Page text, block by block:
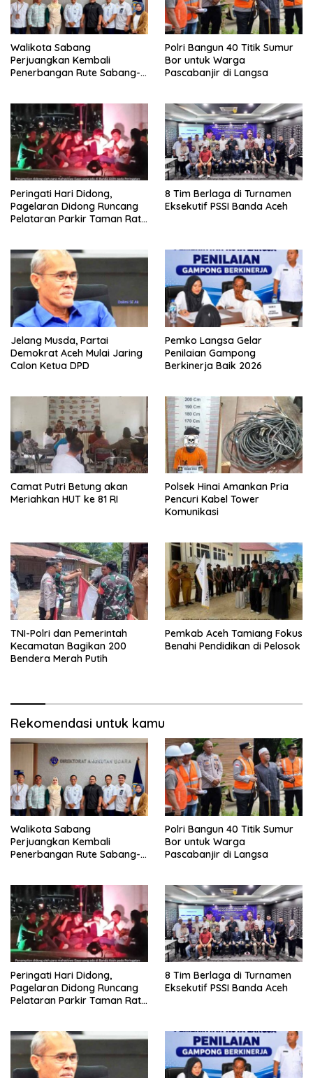
Walikota Sabang
Perjuangkan Kembali
Penerbangan Rute Sabang-
Polri Bangun 40 Titik Sumur
Bor untuk Warga
Pascabanjir di Langsa
Peringati Hari Didong,
Pagelaran Didong Runcang
Pelataran Parkir Taman Ratu
8 Tim Berlaga di Turnamen
Eksekutif PSSI Banda Aceh
Jelang Musda, Partai
Demokrat Aceh Mulai Jaring
Calon Ketua DPD
Pemko Langsa Gelar
Penilaian Gampong
Berkinerja Baik 2026
Camat Putri Betung akan
Meriahkan HUT ke 81 RI
Polsek Hinai Amankan Pria
Pencuri Kabel Tower
Komunikasi
TNI-Polri dan Pemerintah
Kecamatan Bagikan 200
Bendera Merah Putih
Pemkab Aceh Tamiang Fokus
Benahi Pendidikan di Pelosok
Rekomendasi untuk kamu
Walikota Sabang
Perjuangkan Kembali
Penerbangan Rute Sabang-
Polri Bangun 40 Titik Sumur
Bor untuk Warga
Pascabanjir di Langsa
Peringati Hari Didong,
Pagelaran Didong Runcang
Pelataran Parkir Taman Ratu
8 Tim Berlaga di Turnamen
Eksekutif PSSI Banda Aceh